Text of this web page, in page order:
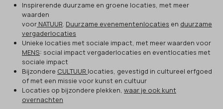
Inspirerende duurzame en groene locaties, met meer
waarden
voor NATUUR. Duurzame evenementenlocaties en duurzame
vergaderlocaties
Unieke locaties met sociale impact, met meer waarden voor
MENS: social impact vergaderlocaties en eventlocaties met
sociale impact
Bijzondere CULTUUR locaties, gevestigd in cultureel erfgoed
of met een missie voor kunst en cultuur
Locaties op bijzondere plekken, waar je ook kunt
overnachten